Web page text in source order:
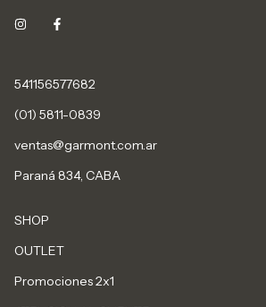
541156577682
(01) 5811-0839
ventas@garmont.com.ar
Paraná 834, CABA
SHOP
OUTLET
Promociones 2x1